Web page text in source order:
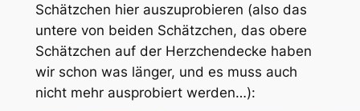
Schätzchen hier auszuprobieren (also das
untere von beiden Schätzchen, das obere
Schätzchen auf der Herzchendecke haben
wir schon was länger, und es muss auch
nicht mehr ausprobiert werden…):